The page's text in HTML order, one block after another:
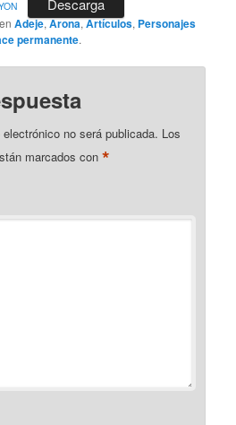
Descarga
Adeje,Arona,Artículos, Personajes
permanente.
no será publicada. Los
marcados con*